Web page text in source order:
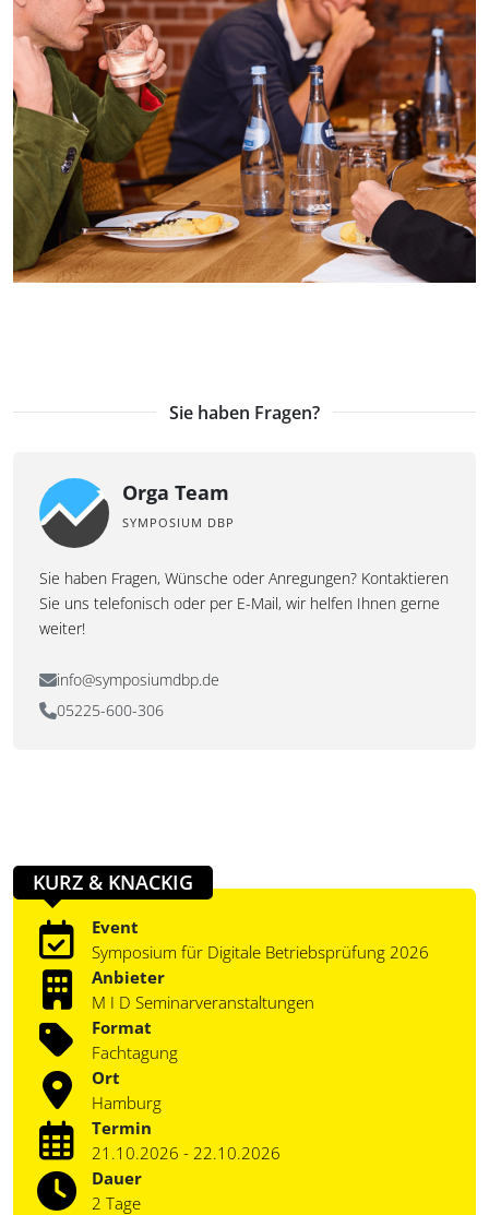
Sie haben Fragen?
Orga Team
SYMPOSIUM DBP
Sie haben Fragen, Wünsche oder Anregungen? Kontaktieren
Sie uns telefonisch oder per E-Mail, wir helfen Ihnen gerne
weiter!
info@symposiumdbp.de
05225-600-306
KURZ & KNACKIG
Event
Symposium für Digitale Betriebsprüfung 2026
Anbieter
M I D Seminarveranstaltungen
Format
Fachtagung
Ort
Hamburg
Termin
21.10.2026 - 22.10.2026
Dauer
2 Tage